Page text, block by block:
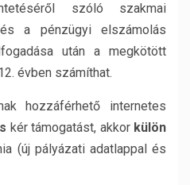
szóló szakmai
a pénzügyi elszámolás
után a megkötött
évben számíthat.
hozzáférhető internetes
kér támogatást, akkor külön
(új pályázati adatlappal és